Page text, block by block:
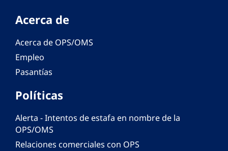
Acerca de
Acerca de OPS/OMS
Empleo
Pasantías
Políticas
Alerta - Intentos de estafa en nombre de la
OPS/OMS
Relaciones comerciales con OPS